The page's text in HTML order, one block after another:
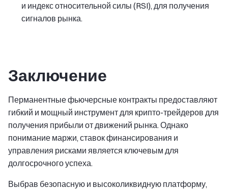
и индекс относительной силы (RSI), для получения
сигналов рынка.
Заключение
Перманентные фьючерсные контракты предоставляют
гибкий и мощный инструмент для крипто-трейдеров для
получения прибыли от движений рынка. Однако
понимание маржи, ставок финансирования и
управления рисками является ключевым для
долгосрочного успеха.
Выбрав безопасную и высоколиквидную платформу,